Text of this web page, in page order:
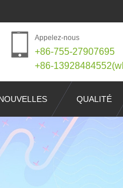
Appelez-nous
+86-755-27907695
+86-
QUALITÉ